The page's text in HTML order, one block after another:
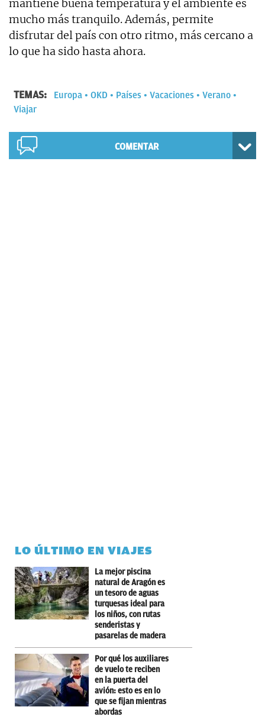
mantiene buena temperatura y el ambiente es
mucho más tranquilo. Además, permite
disfrutar del país con otro ritmo, más cercano a
lo que ha sido hasta ahora.
TEMAS: Europa OKD Países Vacaciones
Verano
Viajar
COMENTAR
LO ÚLTIMO EN VIAJES
La mejor piscina
natural de Aragón es
un tesoro de aguas
turquesas ideal para
los niños, con rutas
senderistas y
pasarelas de madera
Por qué los auxiliares
de vuelo te reciben
en la puerta del
avión: esto es en lo
que se fijan mientras
abordas